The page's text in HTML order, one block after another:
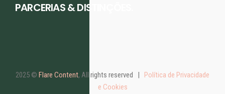
PARCERIAS & DISTINÇÕES.
2025 © Flare Content, All rights reserved | Política de Privacidade
e Cookies